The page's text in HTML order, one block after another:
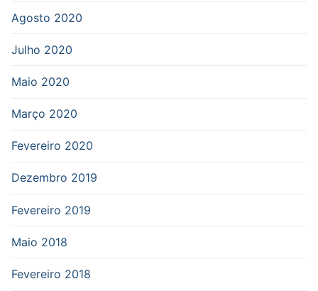
Agosto 2020
Julho 2020
Maio 2020
Março 2020
Fevereiro 2020
Dezembro 2019
Fevereiro 2019
Maio 2018
Fevereiro 2018